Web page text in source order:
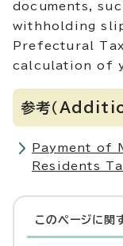
documents,
withholding
Prefectural
calculation of
参考（
Payment of
Residents Tax
このページに関